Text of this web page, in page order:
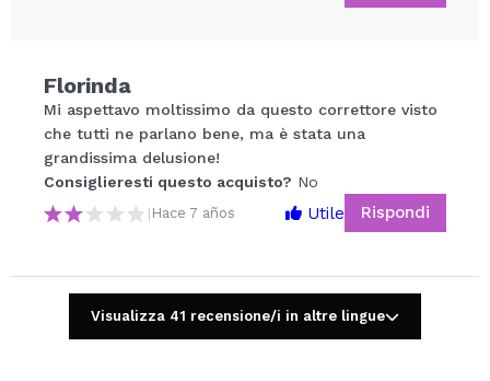
Condividi un video o una foto
Il tuo video potrebbe essere il primo. Immaginalo...
Consiglieresti questo acquisto? Si No
INVIA
Florinda
Mi aspettavo moltissimo da questo correttore visto
che tutti ne parlano bene, ma è stata una
grandissima delusione!
Consiglieresti questo acquisto? No
| Hace 7 años Utile Rispondi
Visualizza 41 recensione/i in altre lingue